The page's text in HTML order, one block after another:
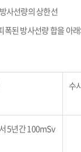
사선량의 상한선
된 방사선량 합을 아
수
5년간 100mSv